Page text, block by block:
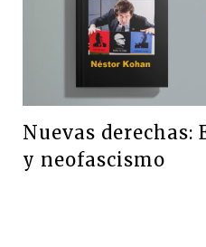
Nuevas derechas:
y neofascismo